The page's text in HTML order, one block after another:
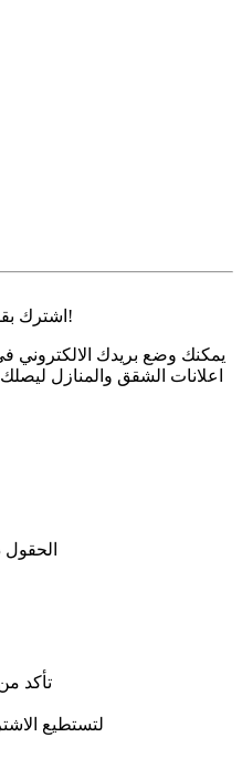
اشترك بقسم اعلانات الشقق والمنازل مجاناً!
يمكنك وضع بريدك الالكتروني
اعلانات الشقق والمنازل
تأكد
لتستطيع